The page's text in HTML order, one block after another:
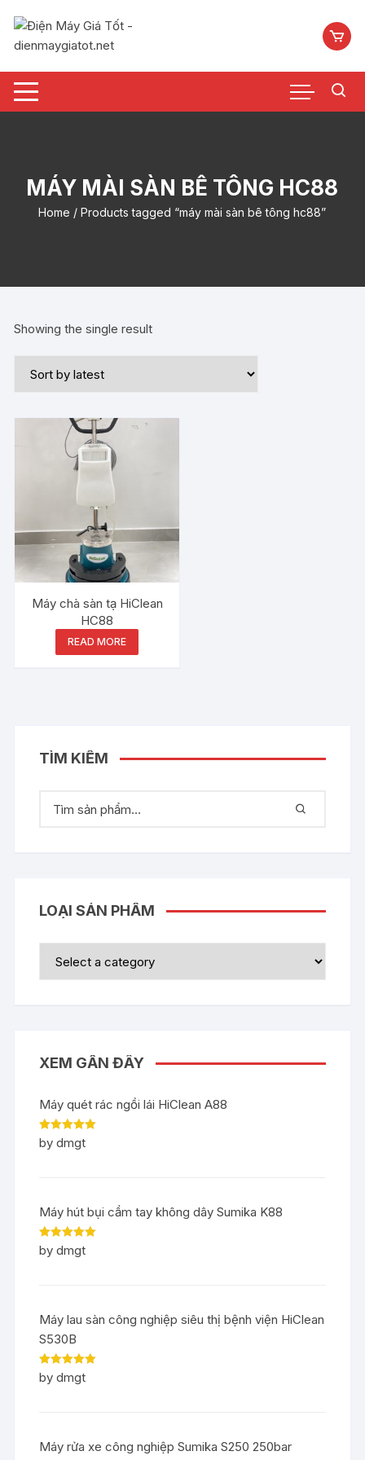
nội
MÁY MÀI SÀN BÊ TÔNG HC88
Home / Products tagged “máy mài sàn bê tông hc88”
Showing the single result
Máy chà sàn tạ HiClean
HC88
READ MORE
TÌM KIẾM
LOẠI SẢN PHẨM
XEM GẦN ĐÂY
Máy quét rác ngồi lái HiClean A88
Rated5out
of 5
by dmgt
Máy hút bụi cầm tay không dây Sumika K88
Rated5out
of 5
by dmgt
Máy lau sàn công nghiệp siêu thị bệnh viện HiClean
S530B
Rated5out
of 5
by dmgt
Máy rửa xe công nghiệp Sumika S250 250bar